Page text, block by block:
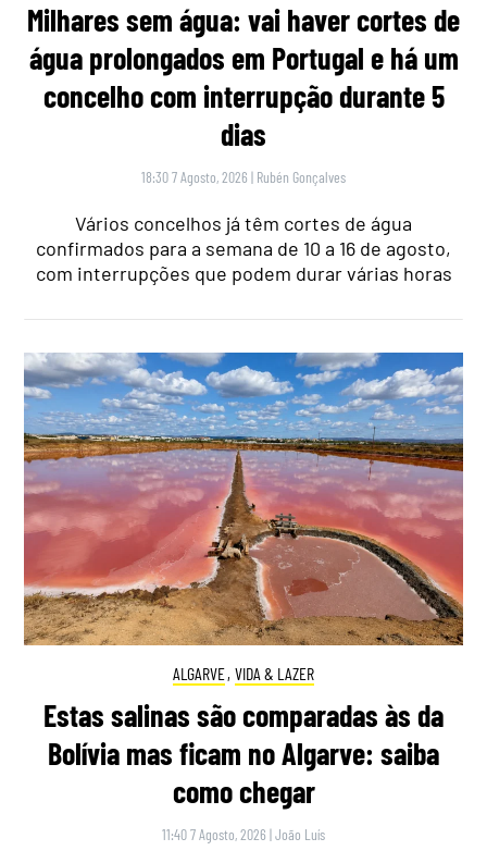
Milhares sem água: vai haver cortes de
água prolongados em Portugal e há um
concelho com interrupção durante 5
dias
18:30 7 Agosto, 2026 | Rubén Gonçalves
Vários concelhos já têm cortes de água
confirmados para a semana de 10 a 16 de agosto,
com interrupções que podem durar várias horas
ALGARVE, VIDA & LAZER
Estas salinas são comparadas às da
Bolívia mas ficam no Algarve: saiba
como chegar
11:40 7 Agosto, 2026 |João Luís